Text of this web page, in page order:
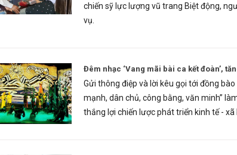
chiến sỹ lực lượng vũ trang Biệt động,
vụ.
Đêm nhạc ‘Vang mãi bài ca kết đoàn’,
Gửi thông điệp và lời kêu gọi tới đồng
mạnh, dân chủ, công bằng, văn minh”
thắng lợi chiến lược phát triển kinh tế - xã